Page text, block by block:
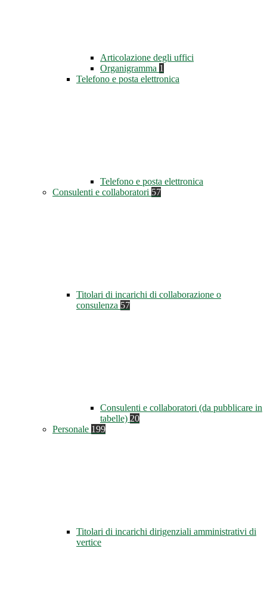
Articolazione degli uffici
Organigramma 1
Telefono e posta elettronica
Telefono e posta elettronica
Consulenti e collaboratori 57
Titolari di incarichi di collaborazione o
consulenza 57
Consulenti e collaboratori (da pubblicare in
tabelle) 20
Personale 199
Titolari di incarichi dirigenziali amministrativi di
vertice